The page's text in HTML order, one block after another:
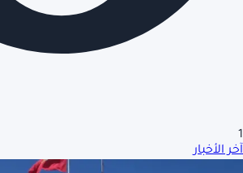
1
آخر الأخبار